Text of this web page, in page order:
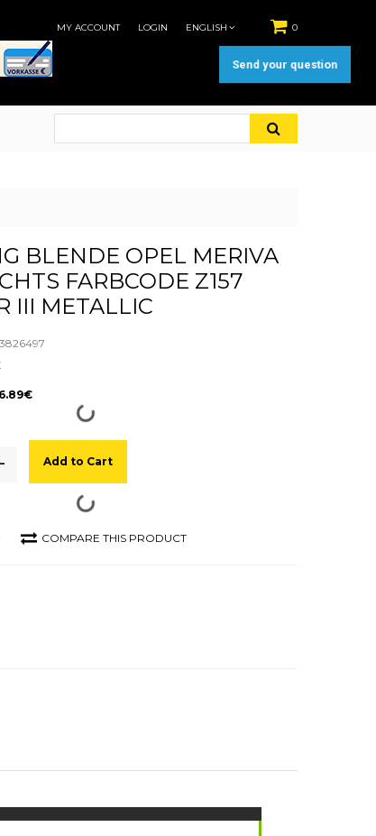
0
MY ACCOUNT LOGIN ENGLISH
BLENDE OPEL MERIVA
FARBCODE Z157
III METALLIC
Add to Cart
COMPARE THIS PRODUCT
Send your question